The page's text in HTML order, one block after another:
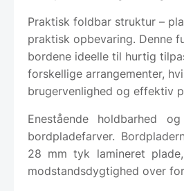
Praktisk foldbar struktur –
praktisk opbevaring. Denne
bordene ideelle til hurtig
forskellige arrangementer,
brugervenlighed og effektiv
Enestående holdbarhed
bordpladefarver.
28 mm tyk lamineret
modstandsdygtighed over